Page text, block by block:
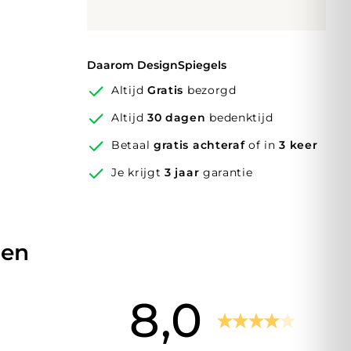
Daarom DesignSpiegels
Altijd Gratis bezorgd
Altijd 30 dagen bedenktijd
Betaal gratis achterafof in3 keer
Je krijgt 3 jaar garantie
8,0